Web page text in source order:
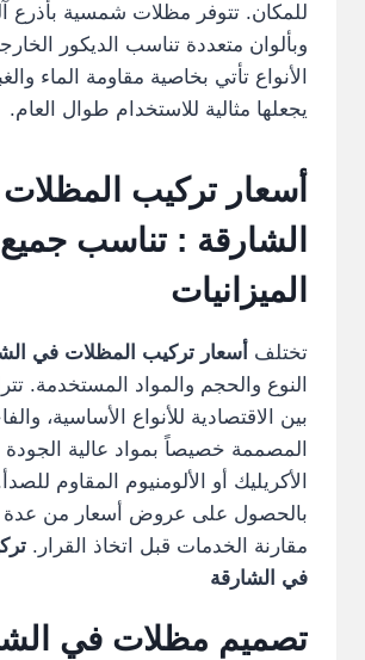
للمكان. تتوفر مظلات شمسية بأذرع
وبألوان متعددة تناسب الديكور
الأنواع تأتي بخاصية مقاومة الماء
يجعلها مثالية للاستخدام طوال العام.
أسعار تركيب
الشارقة : تناسب جميع
الميزانيات
تختلف أسعار تركيب المظلات في
النوع والحجم والمواد المستخدمة.
بين الاقتصادية للأنواع الأساسية،
المصممة خصيصاً بمواد عالية
الأكريليك أو الألومنيوم المقاوم
بالحصول على عروض أسعار من
مقارنة الخدمات قبل اتخاذ القرار.
في الشارقة
تصميم مظلات في